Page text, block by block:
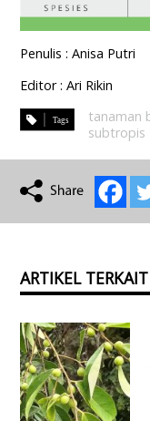
Penulis : Anisa Putri
Editor : Ari Rikin
tanaman
subtropis
ARTIKEL TERKAIT